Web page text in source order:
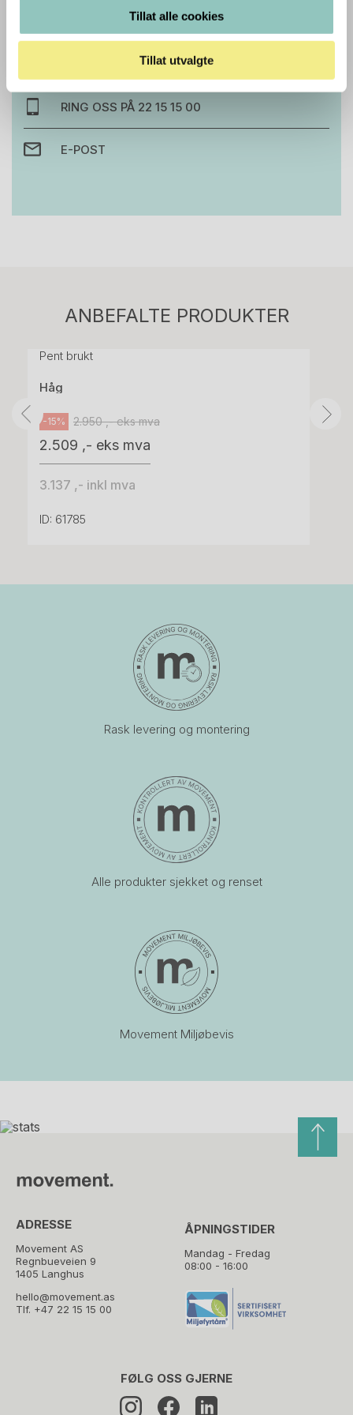
Tillat alle cookies
Tillat utvalgte
Trenger du hjelp med et større kjøp eller
prosjekt?
Ta kontakt med oss så hjelper vi deg!
RING OSS PÅ 22 15 15 00
E-POST
ANBEFALTE PRODUKTER
Pent brukt
Håg
-15% 2.950 ,- eks mva
2.509 ,- eks mva
3.137 ,- inkl mva
ID: 61785
Rask levering og montering
Alle produkter sjekket og renset
Movement Miljøbevis
ADRESSE
Movement AS
Regnbueveien 9
1405 Langhus
hello@movement.as
Tlf. +47 22 15 15 00
ÅPNINGSTIDER
Mandag - Fredag
08:00 - 16:00
FØLG OSS GJERNE